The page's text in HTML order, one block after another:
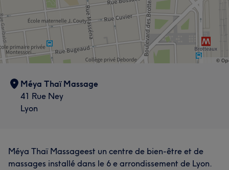
Méya Thaï Massage
41 Rue Ney
Lyon
Méya Thaï Massageest un centre de bien-être et de
massages installé dans le 6 e arrondissement de Lyon.